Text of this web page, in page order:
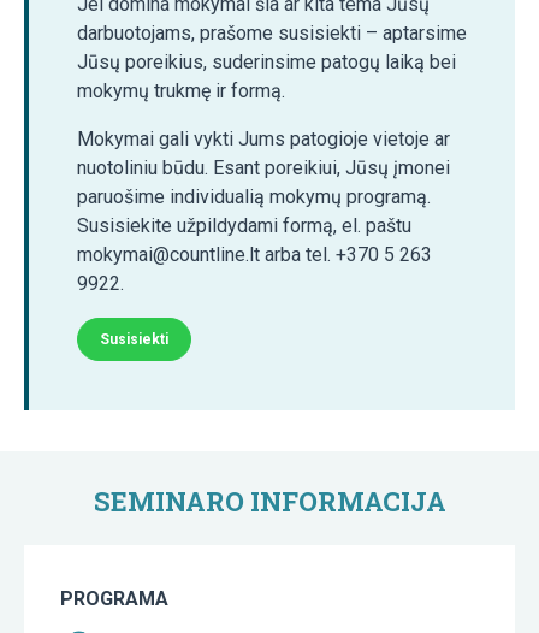
darbuotojams, prašome susisiekti – aptarsime
Jūsų poreikius, suderinsime patogų laiką bei
mokymų trukmę ir formą.
Mokymai gali vykti Jums patogioje vietoje ar
nuotoliniu būdu. Esant poreikiui, Jūsų įmonei
paruošime individualią mokymų programą.
Susisiekite užpildydami formą, el. paštu
mokymai@countline.lt arba tel. +370 5 263
9922.
Susisiekti
SEMINARO INFORMACIJA
PROGRAMA